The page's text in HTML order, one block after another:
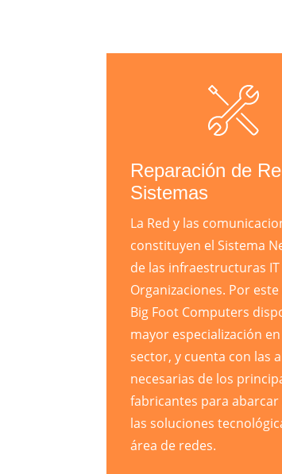
Reparación de
Sistemas
La Red y las
constituyen el Sistema
de las infraestructuras IT
Organizaciones. Por
Big Foot Computers
mayor especialización
sector, y cuenta con las
necesarias de los
fabricantes para abarcar
las soluciones
área de redes.